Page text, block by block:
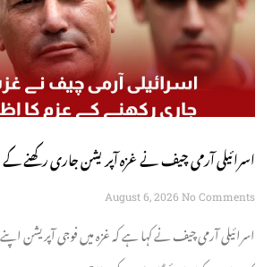
اسرائیلی آرمی چیف نے غزہ آپریشن جاری رکھنے کے
August 6, 2026 No Comments
اسرائیلی آرمی چیف نے کہا ہے کہ غزہ میں فوجی